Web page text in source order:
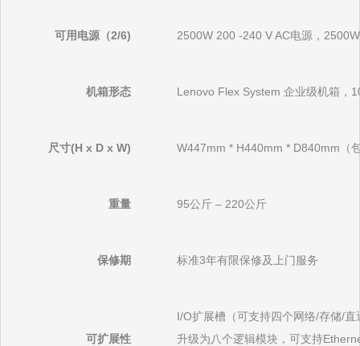
可用电源（2/6) 2500W 200 -240 V AC电源，
机箱形态 Lenovo Flex System 企业级机箱，
尺寸(H x D x W) W447mm * H440mm * D840mm（
重量 95公斤 – 220公斤
保修期 标准3年有限保修及上门服务
可扩展性
I/O扩展槽（可支持四个网络/存储/
升级为八个逻辑模块，可支持